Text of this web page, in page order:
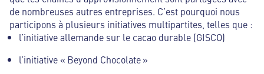
de nombreuses autres entreprises. C’est pourquoi nous
participons à plusieurs initiatives multipartites, telles que :
l’initiative allemande sur le cacao durable (GISCO)
l’initiative « Beyond Chocolate »